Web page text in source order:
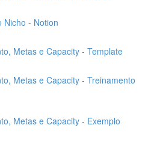
Nicho - Notion
Metas e Capacity - Template
Metas e Capacity - Treinamento
Metas e Capacity - Exemplo